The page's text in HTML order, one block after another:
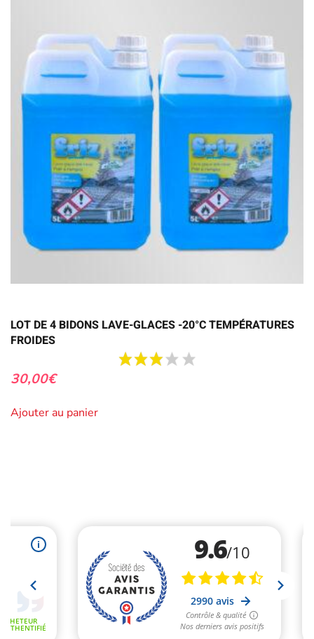
LOT DE 4 BIDONS LAVE-GLACES -20°C TEMPÉRATURES
FROIDES
30,00€
Ajouter au panier